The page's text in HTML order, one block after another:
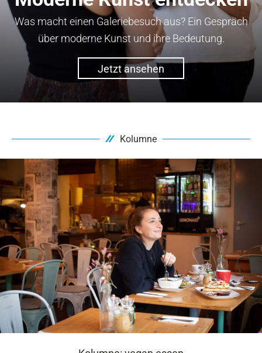
Was macht einen Galeriebesuch aus? Ein Gespräch
über moderne Kunst und ihre Bedeutung.
Jetzt ansehen
Kolumne